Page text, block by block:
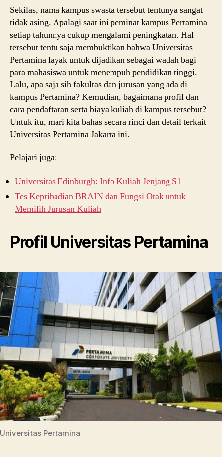
Sekilas, nama kampus swasta tersebut tentunya sangat
tidak asing. Apalagi saat ini peminat kampus Pertamina
setiap tahunnya cukup mengalami peningkatan. Hal
tersebut tentu saja membuktikan bahwa Universitas
Pertamina layak untuk dijadikan sebagai wadah bagi
para mahasiswa untuk menempuh pendidikan tinggi.
Lalu, apa saja sih fakultas dan jurusan yang ada di
kampus Pertamina? Kemudian, bagaimana profil dan
cara pendaftaran serta biaya kuliah di kampus tersebut?
Untuk itu, mari kita bahas secara rinci dan detail terkait
Universitas Pertamina Jakarta ini.
Pelajari juga:
Universitas Edinburgh: Info Kuliah Jenjang S1
Tes Kepribadian BRAIN dan Fungsi Otak untuk
Memilih Jurusan Kuliah
Profil Universitas Pertamina
Universitas Pertamina